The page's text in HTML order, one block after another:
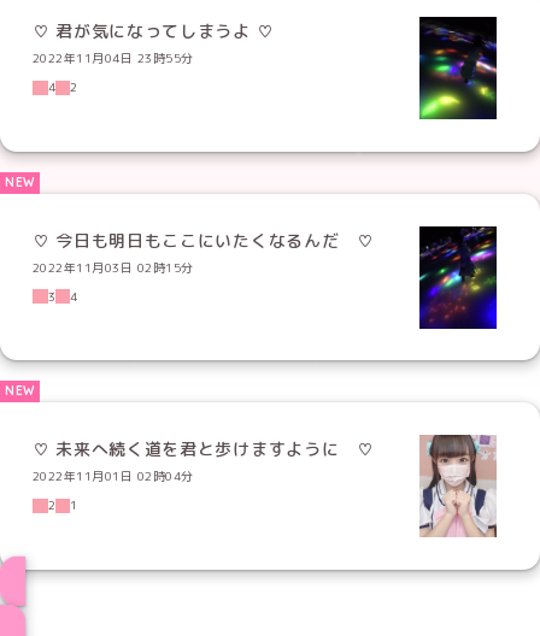
2022年11月04日 23時55分
4
2
♡ 今日も明日もここにいたくなるんだ ♡
2022年11月03日 02時15分
3
4
♡ 未来へ続く道を君と歩けますように ♡
2022年11月01日 02時04分
2
1